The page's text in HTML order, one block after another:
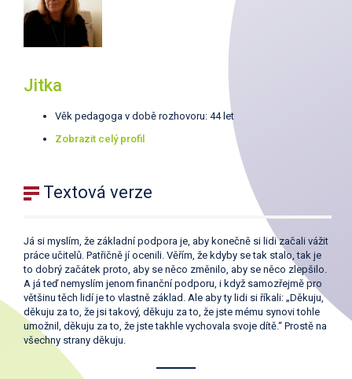
Jitka
Věk pedagoga v době rozhovoru: 44 let
Zobrazit celý profil
Textová verze
Já si myslím, že základní podpora je, aby konečně si lidi začali vážit
práce učitelů. Patřičně jí ocenili. Věřím, že kdyby se tak stalo, tak je
to dobrý začátek proto, aby se něco změnilo, aby se něco zlepšilo.
A já teď nemyslím jenom finanční podporu, i když samozřejmě pro
většinu těch lidí je to vlastně základ. Ale aby ty lidi si říkali: „Děkuju,
děkuju za to, že jsi takový, děkuju za to, že jste mému synovi tohle
umožnil, děkuju za to, že jste takhle vychovala svoje dítě.“ Prostě na
všechny strany děkuju.